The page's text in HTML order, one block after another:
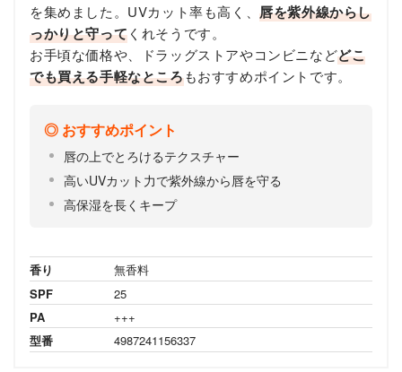
を集めました。UVカット率も高く、唇を紫外線からし
っかりと守ってくれそうです。
お手頃な価格や、ドラッグストアやコンビニなどどこ
でも買える手軽なところもおすすめポイントです。
おすすめポイント
唇の上でとろけるテクスチャー
高いUVカット力で紫外線から唇を守る
高保湿を長くキープ
香り
無香料
SPF
25
PA
+++
型番
4987241156337